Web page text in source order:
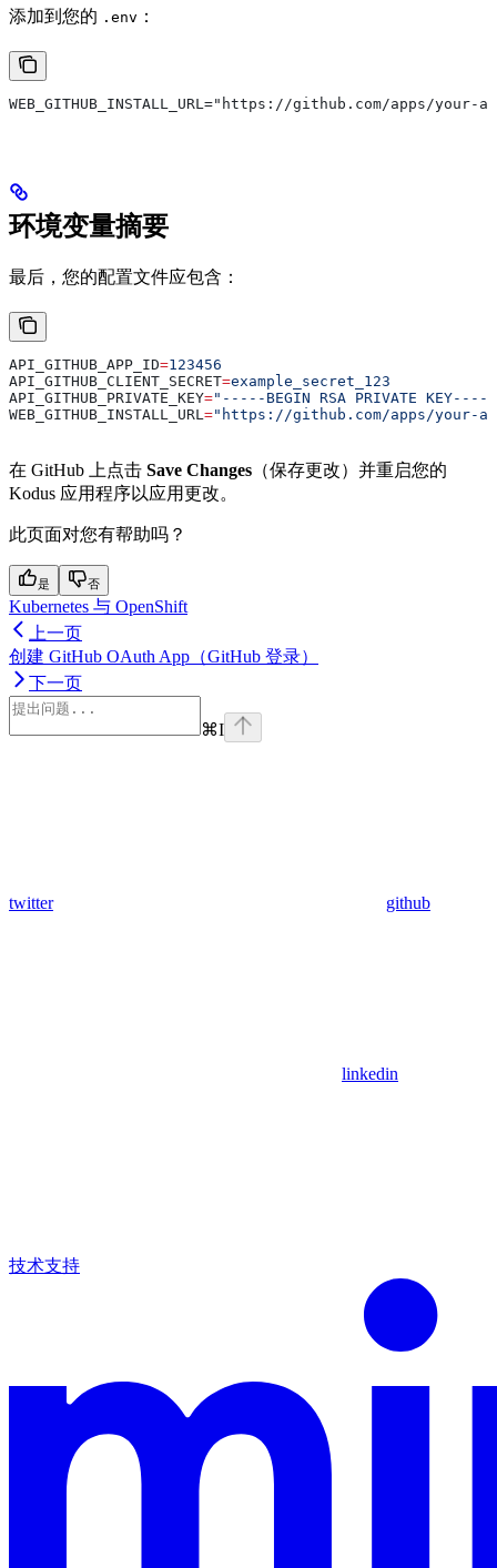
添加到您的 .env ：
WEB_GITHUB_INSTALL_URL="https://github.com/apps/
环境变量摘要
最后，您的配置文件应包含：
API_GITHUB_APP_ID=123456
API_GITHUB_CLIENT_SECRET=example_secret_123
API_GITHUB_PRIVATE_KEY="-----BEGIN RSA PRIVATE
WEB_GITHUB_INSTALL_URL="https://github.com/apps/your-
在 GitHub 上点击 Save Changes （保存更改）并重启您的
Kodus 应用程序以应用更改。
此页面对您有帮助吗？
是 否
Kubernetes 与 OpenShift
上一页
创建 GitHub OAuth App（GitHub 登录）
下一页
⌘I
twitter github
linkedin
技术支持